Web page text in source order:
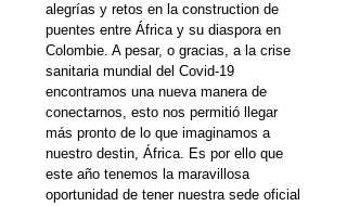
alegrías y retos en la construction de
puentes entre África y su diaspora en
Colombie. A pesar, o gracias, a la crise
sanitaria mundial del Covid-19
encontramos una nueva manera de
conectarnos, esto nos permitió llegar
más pronto de lo que imaginamos a
nuestro destin, África. Es por ello que
este año tenemos la maravillosa
oportunidad de tener nuestra sede oficial